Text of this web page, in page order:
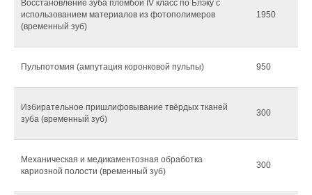
Восстановление зуба пломбой IV класс по Блэку с
использованием материалов из фотополимеров
(временный зуб)
1950
Пульпотомия (ампутация коронковой пульпы) 950
Избирательное пришлифовывание твёрдых тканей
зуба (временный зуб)
300
Механическая и медикаментозная обработка
кариозной полости (временный зуб)
300